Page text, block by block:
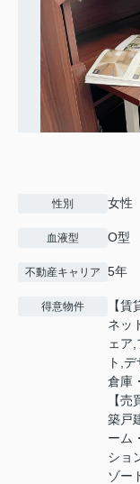
性別 女性
血液型 O型
不動産キャリア 5年
得意物件
【
ネッ
ェア
ト,
倉庫
【
築戸
ーム
ショ
ゾー